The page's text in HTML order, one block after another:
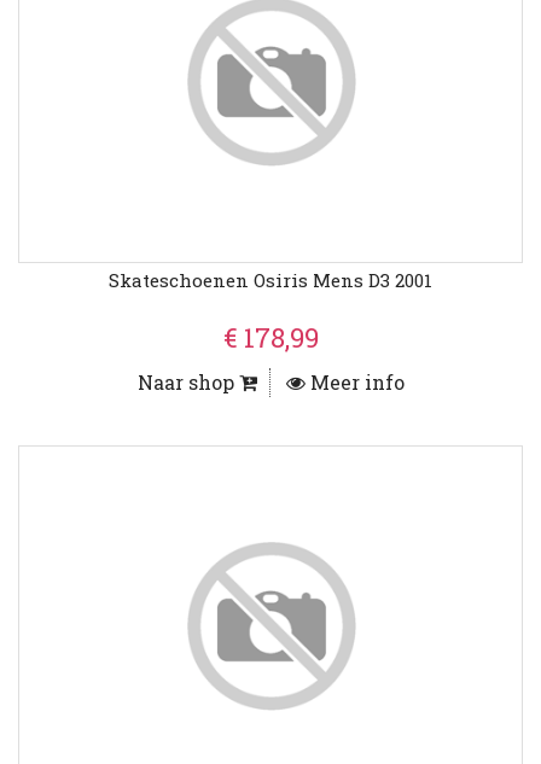
Skateschoenen Osiris Mens D3 2001
€ 178,99
Naar shop Meer info